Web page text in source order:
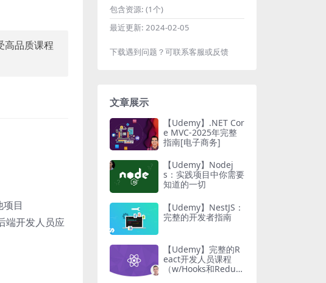
高品质课程
目
端开发人员应
包含资源: (1个)
最近更新: 2024-02-05
下载遇到问题？可联系客服或反馈
文章展示
【Udemy】.NET Cor
e MVC-2025年完整
指南[电子商务]
【Udemy】Nodej
s：实践项目中你需要
知道的一切
【Udemy】NestJS：
完整的开发者指南
【Udemy】完整的R
eact开发人员课程
（w/Hooks和Redu